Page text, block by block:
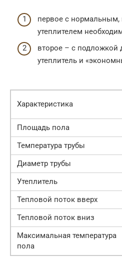
первое с нормальным,
утеплителем
второе – с подложкой
утеплитель и
Характеристика
Площадь пола
Температура трубы
Диаметр трубы
Утеплитель
Тепловой поток вверх
Тепловой поток вниз
Максимальная температура
пола